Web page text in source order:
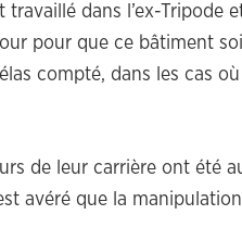
dans l’ex-Tripode
pour que ce bâtiment
compté, dans les cas
de leur carrière ont été
avéré que la